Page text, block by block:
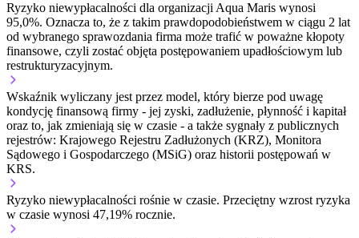
Ryzyko niewypłacalności dla organizacji Aqua Maris wynosi
95,0%. Oznacza to, że z takim prawdopodobieństwem w ciągu 2 lat
od wybranego sprawozdania firma może trafić w poważne kłopoty
finansowe, czyli zostać objęta postępowaniem upadłościowym lub
restrukturyzacyjnym.
Wskaźnik wyliczany jest przez model, który bierze pod uwagę
kondycję finansową firmy - jej zyski, zadłużenie, płynność i kapitał
oraz to, jak zmieniają się w czasie - a także sygnały z publicznych
rejestrów: Krajowego Rejestru Zadłużonych (KRZ), Monitora
Sądowego i Gospodarczego (MSiG) oraz historii postępowań w
KRS.
Ryzyko niewypłacalności rośnie w czasie. Przeciętny wzrost ryzyka
w czasie wynosi 47,19% rocznie.